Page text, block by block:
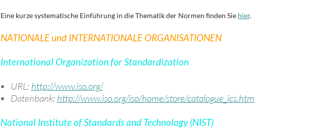
Eine kurze systematische Einführung in die Thematik der Normen finden Sie hier.
NATIONALE und INTERNATIONALE ORGANISATIONEN
International Organization for Standardization
URL: http://www.iso.org/
Datenbank: http://www.iso.org/iso/home/store/catalogue_ics.htm
National Institute of Standards and Technology (NIST)